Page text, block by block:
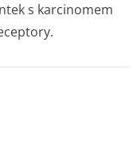
s karcinomem